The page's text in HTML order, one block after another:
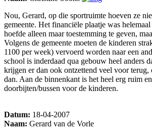
Nou, Gerard, op die sportruimte hoeven ze
gemeente. Het financiële plaatje was
hoefde alleen maar toestemming te geven,
Volgens de gemeente moeten de kinderen
1100 per week) vervoerd worden naar een
school is inderdaad qua gebouw heel anders
krijgen er dan ook ontzettend veel voor terug,
dan. Aan de binnenkant is het heel erg ruim
doorbijten/bussen voor de kinderen.
Datum: 18-04-2007
Naam: Gerard van de Vorle